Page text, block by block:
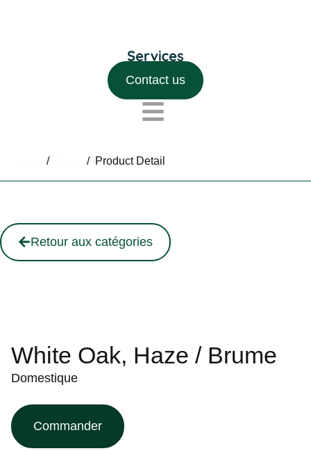
Contact us
/ / Product Detail
Retour aux catégories
White Oak, Haze / Brume
Domestique
Commander